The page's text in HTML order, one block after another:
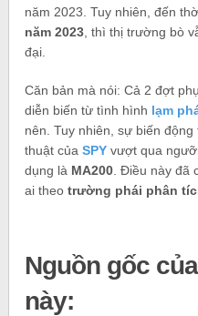
năm 2023. Tuy nhiên, đến
năm 2023 , thì thị trường bò
đại.
Căn bản mà nói: Cả 2 đợt
diễn biến từ tình hình lạm
nên. Tuy nhiên, sự biến
thuật củaSPY vượt qua
dụng là MA200 . Điều này đã
ai theotrường phái phân
Nguồn gốc
này: